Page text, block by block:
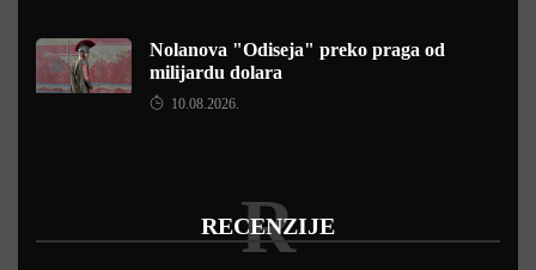
Nolanova "Odiseja" preko praga od
milijardu dolara
10.08.2026.
RECENZIJE
R